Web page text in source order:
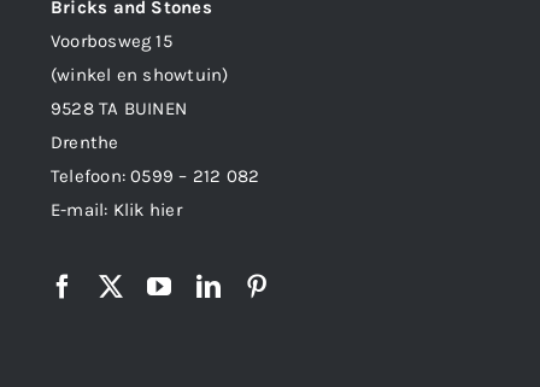
Bricks and Stones
Voorbosweg 15
(winkel en showtuin)
9528 TA BUINEN
Drenthe
Telefoon:0599 – 212 082
E-mail: Klik hier